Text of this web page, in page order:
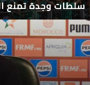
سلطات وجدة تمنع